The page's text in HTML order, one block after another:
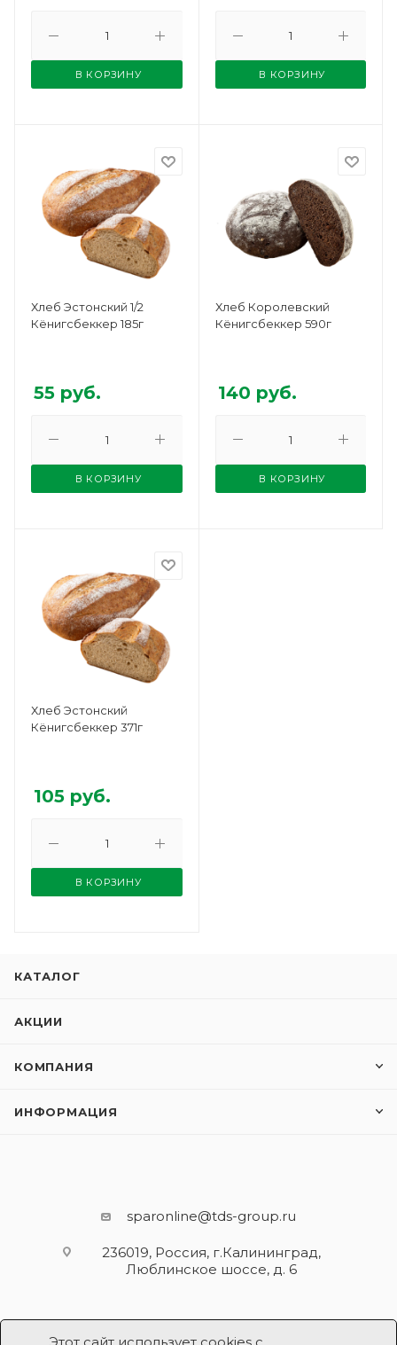
В КОРЗИНУ В КОРЗИНУ
Хлеб Эстонский 1/2
Кёнигсбеккер 185г
55 руб.
В КОРЗИНУ
Хлеб Королевский
Кёнигсбеккер 590г
140 руб.
В КОРЗИНУ
Хлеб Эстонский
Кёнигсбеккер 371г
105 руб.
В КОРЗИНУ
КАТАЛОГ
АКЦИИ
КОМПАНИЯ
ИНФОРМАЦИЯ
sparonline@tds-group.ru
236019, Россия, г.Калининград,
Люблинское шоссе, д. 6